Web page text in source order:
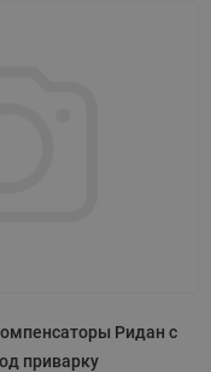
Ридан с
приварку